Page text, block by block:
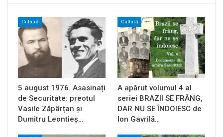
Cultură
5 august 1976. Asasinați
de Securitate: preotul
Vasile Zăpârțan și
Dumitru Leontieș…
Cultură
A apărut volumul 4 al
seriei BRAZII SE FRÂNG,
DAR NU SE ÎNDOIESC de
Ion Gavrilă…